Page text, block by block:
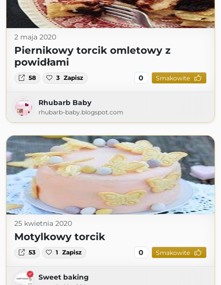
2 maja 2020
Piernikowy torcik omletowy z
powidłami
58 3 Zapisz 0 Smakowite
Rhubarb Baby
rhubarb-baby.blogspot.com
25 kwietnia 2020
Motylkowy torcik
53 1 Zapisz 0 Smakowite
Sweet baking